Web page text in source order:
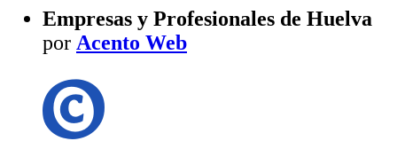
Empresas y Profesionales de Huelva
por Acento Web